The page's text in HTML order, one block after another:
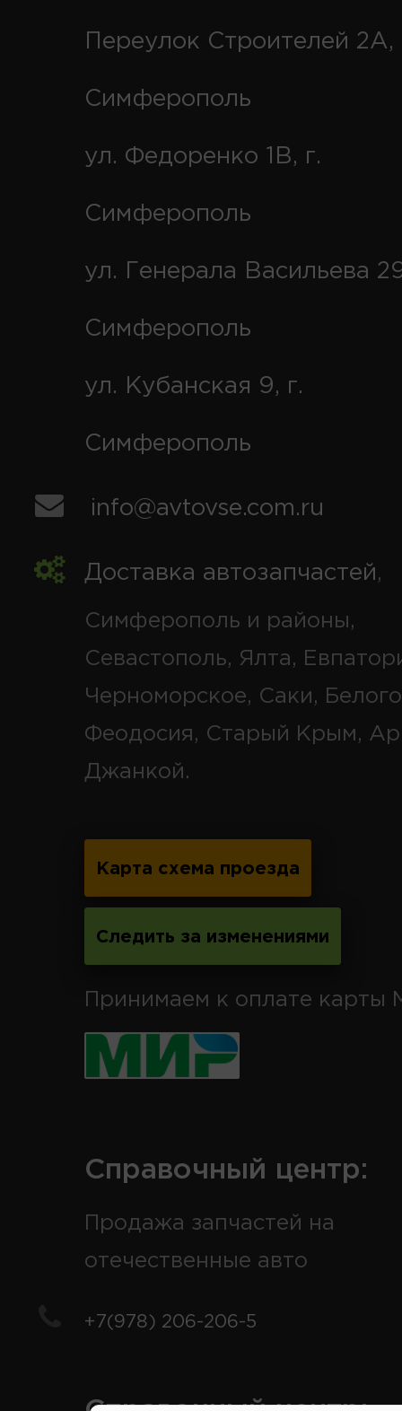
Переулок Строителей 2А,
Симферополь
ул. Федоренко 1В, г.
Симферополь
ул. Генерала Васильева
Симферополь
ул. Кубанская 9, г.
Симферополь
info@avtovse.com.ru
Доставка автозапчастей,
Симферополь и районы,
Севастополь, Ялта,
Черноморское, Саки,
Феодосия, Старый Крым,
Джанкой.
Карта схема проезда
Следить за изменениями
Принимаем к оплате карты
Справочный центр:
Продажа запчастей на
отечественные авто
+7(978) 206-206-5